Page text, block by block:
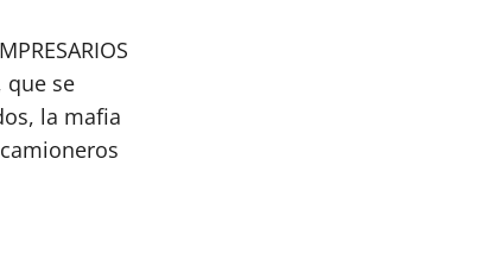
que se
la mafia